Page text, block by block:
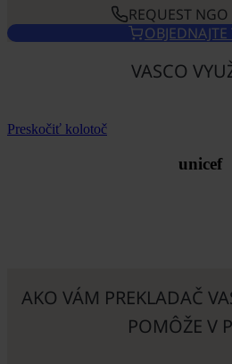
REQUEST
VASCO
Preskočiť kolotoč
unicef
AKO VÁM PREKLADAČ
POMÔŽE V